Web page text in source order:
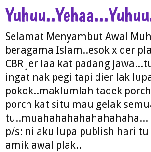
Selamat Menyambut Awal
beragama Islam..esok x der
CBR jer laa kat padang
ingat nak pegi tapi dier lak
pokok..maklumlah tadek
porch kat situ mau gelak
tu..muahahahahahahahaha...
p/s: ni aku lupa publish hari
amik awal plak..